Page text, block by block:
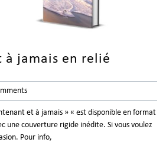
jamais en relié
et à jamais » « est disponible en format
une couverture rigide inédite. Si vous voulez
Pour info,